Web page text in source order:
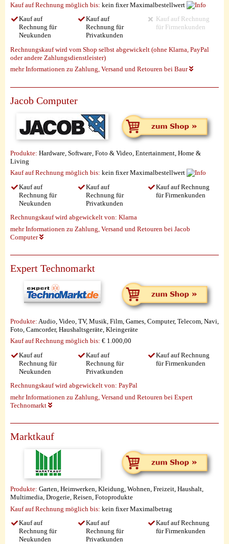
Kauf auf Rechnung möglich bis: kein fixer Maximalbestellwert
Kauf auf
Rechnung für
Neukunden
Kauf auf
Rechnung für
Privatkunden
Kauf auf Rechnung
für Firmenkunden
Rechnungskauf wird vom Shop selbst abgewickelt (ohne Klarna, PayPal
oder andere Zahlungsdienstleister)
mehr Informationen zu Zahlung, Versand und Retouren bei Baur
Jacob Computer
Produkte: Hardware, Software, Foto & Video, Entertainment, Home &
Living
Kauf auf Rechnung möglich bis: kein fixer Maximalbestellwert
Kauf auf
Rechnung für
Neukunden
Kauf auf
Rechnung für
Privatkunden
Kauf auf Rechnung
für Firmenkunden
Rechnungskauf wird abgewickelt von: Klarna
mehr Informationen zu Zahlung, Versand und Retouren bei Jacob
Computer
Expert Technomarkt
Produkte: Audio, Video, TV, Musik, Film, Games, Computer, Telecom, Navi,
Foto, Camcorder, Haushaltsgeräte, Kleingeräte
Kauf auf Rechnung möglich bis: € 1.000,00
Kauf auf
Rechnung für
Neukunden
Kauf auf
Rechnung für
Privatkunden
Kauf auf Rechnung
für Firmenkunden
Rechnungskauf wird abgewickelt von: PayPal
mehr Informationen zu Zahlung, Versand und Retouren bei Expert
Technomarkt
Marktkauf
Produkte: Garten, Heimwerken, Kleidung, Wohnen, Freizeit, Haushalt,
Multimedia, Drogerie, Reisen, Fotoprodukte
Kauf auf Rechnung möglich bis: kein fixer Maximalbetrag
Kauf auf
Rechnung für
Neukunden
Kauf auf
Rechnung für
Privatkunden
Kauf auf Rechnung
für Firmenkunden